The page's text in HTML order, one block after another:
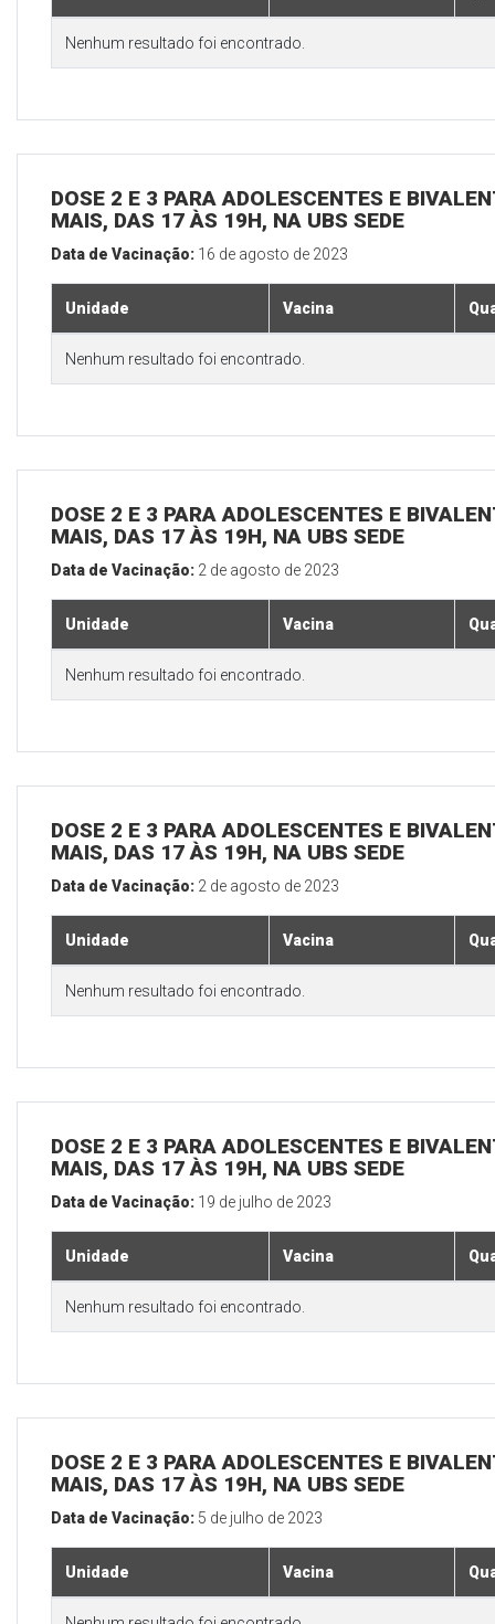
Nenhum resultado foi encontrado.
DOSE 2 E 3 PARA ADOLESCENTES E
MAIS, DAS 17 ÀS 19H, NA UBS SEDE
Data de Vacinação: 16 de agosto de 2023
Unidade Vacina
Nenhum resultado foi encontrado.
DOSE 2 E 3 PARA ADOLESCENTES E
MAIS, DAS 17 ÀS 19H, NA UBS SEDE
Data de Vacinação: 2 de agosto de 2023
Unidade Vacina
Nenhum resultado foi encontrado.
DOSE 2 E 3 PARA ADOLESCENTES E
MAIS, DAS 17 ÀS 19H, NA UBS SEDE
Data de Vacinação: 2 de agosto de 2023
Unidade Vacina
Nenhum resultado foi encontrado.
DOSE 2 E 3 PARA ADOLESCENTES E
MAIS, DAS 17 ÀS 19H, NA UBS SEDE
Data de Vacinação: 19 de julho de 2023
Unidade Vacina
Nenhum resultado foi encontrado.
DOSE 2 E 3 PARA ADOLESCENTES E
MAIS, DAS 17 ÀS 19H, NA UBS SEDE
Data de Vacinação: 5 de julho de 2023
Unidade Vacina